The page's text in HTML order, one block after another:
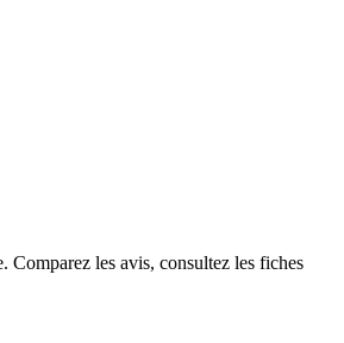
Comparez les avis, consultez les fiches